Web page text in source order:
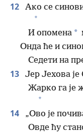
12 Ако се
+
И опомена *
Онда ће и
Седети на
13 Јер Јехова
Жарко га је
+
14 „Ово је
Овде ћу